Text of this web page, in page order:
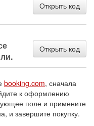
Открыть код
Открыть код
booking.com, сначала
к оформлению
поле и примените
и завершите покупку.